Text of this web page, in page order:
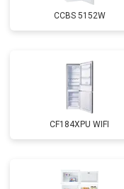
CCBS 5152W
CF184XPU WIFI